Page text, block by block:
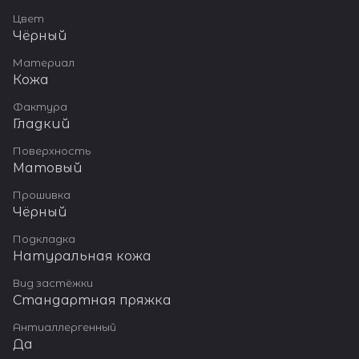
Цвет
Чёрный
Материал
Кожа
Фактура
Гладкий
Поверхность
Матовый
Прошивка
Чёрный
Подкладка
Натуральная кожа
Вид застёжки
Стандартная пряжка
Антиаллергенный
Да